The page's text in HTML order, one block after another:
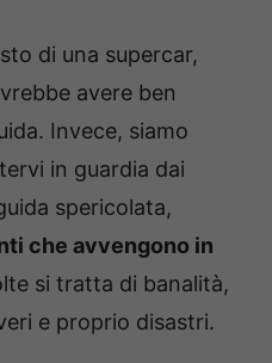
di una supercar,
avere ben
Invece, siamo
in guardia dai
spericolata,
che avvengono in
si tratta di banalità,
e proprio disastri.